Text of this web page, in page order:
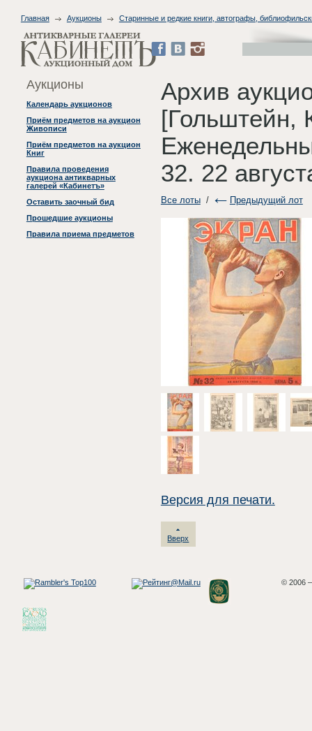
Главная Аукционы Старинные и редкие книги, автографы,
Аукционы
Календарь аукционов
Приём предметов на аукцион
Живописи
Приём предметов на аукцион
Книг
Правила проведения
аукциона антикварных
галерей «Кабинетъ»
Оставить заочный бид
Прошедшие аукционы
Правила приема предметов
Архив
[Гольштейн,
32. 22
Все лоты/ Предыдущий лот
Версия для печати.
Вверх
© 2006